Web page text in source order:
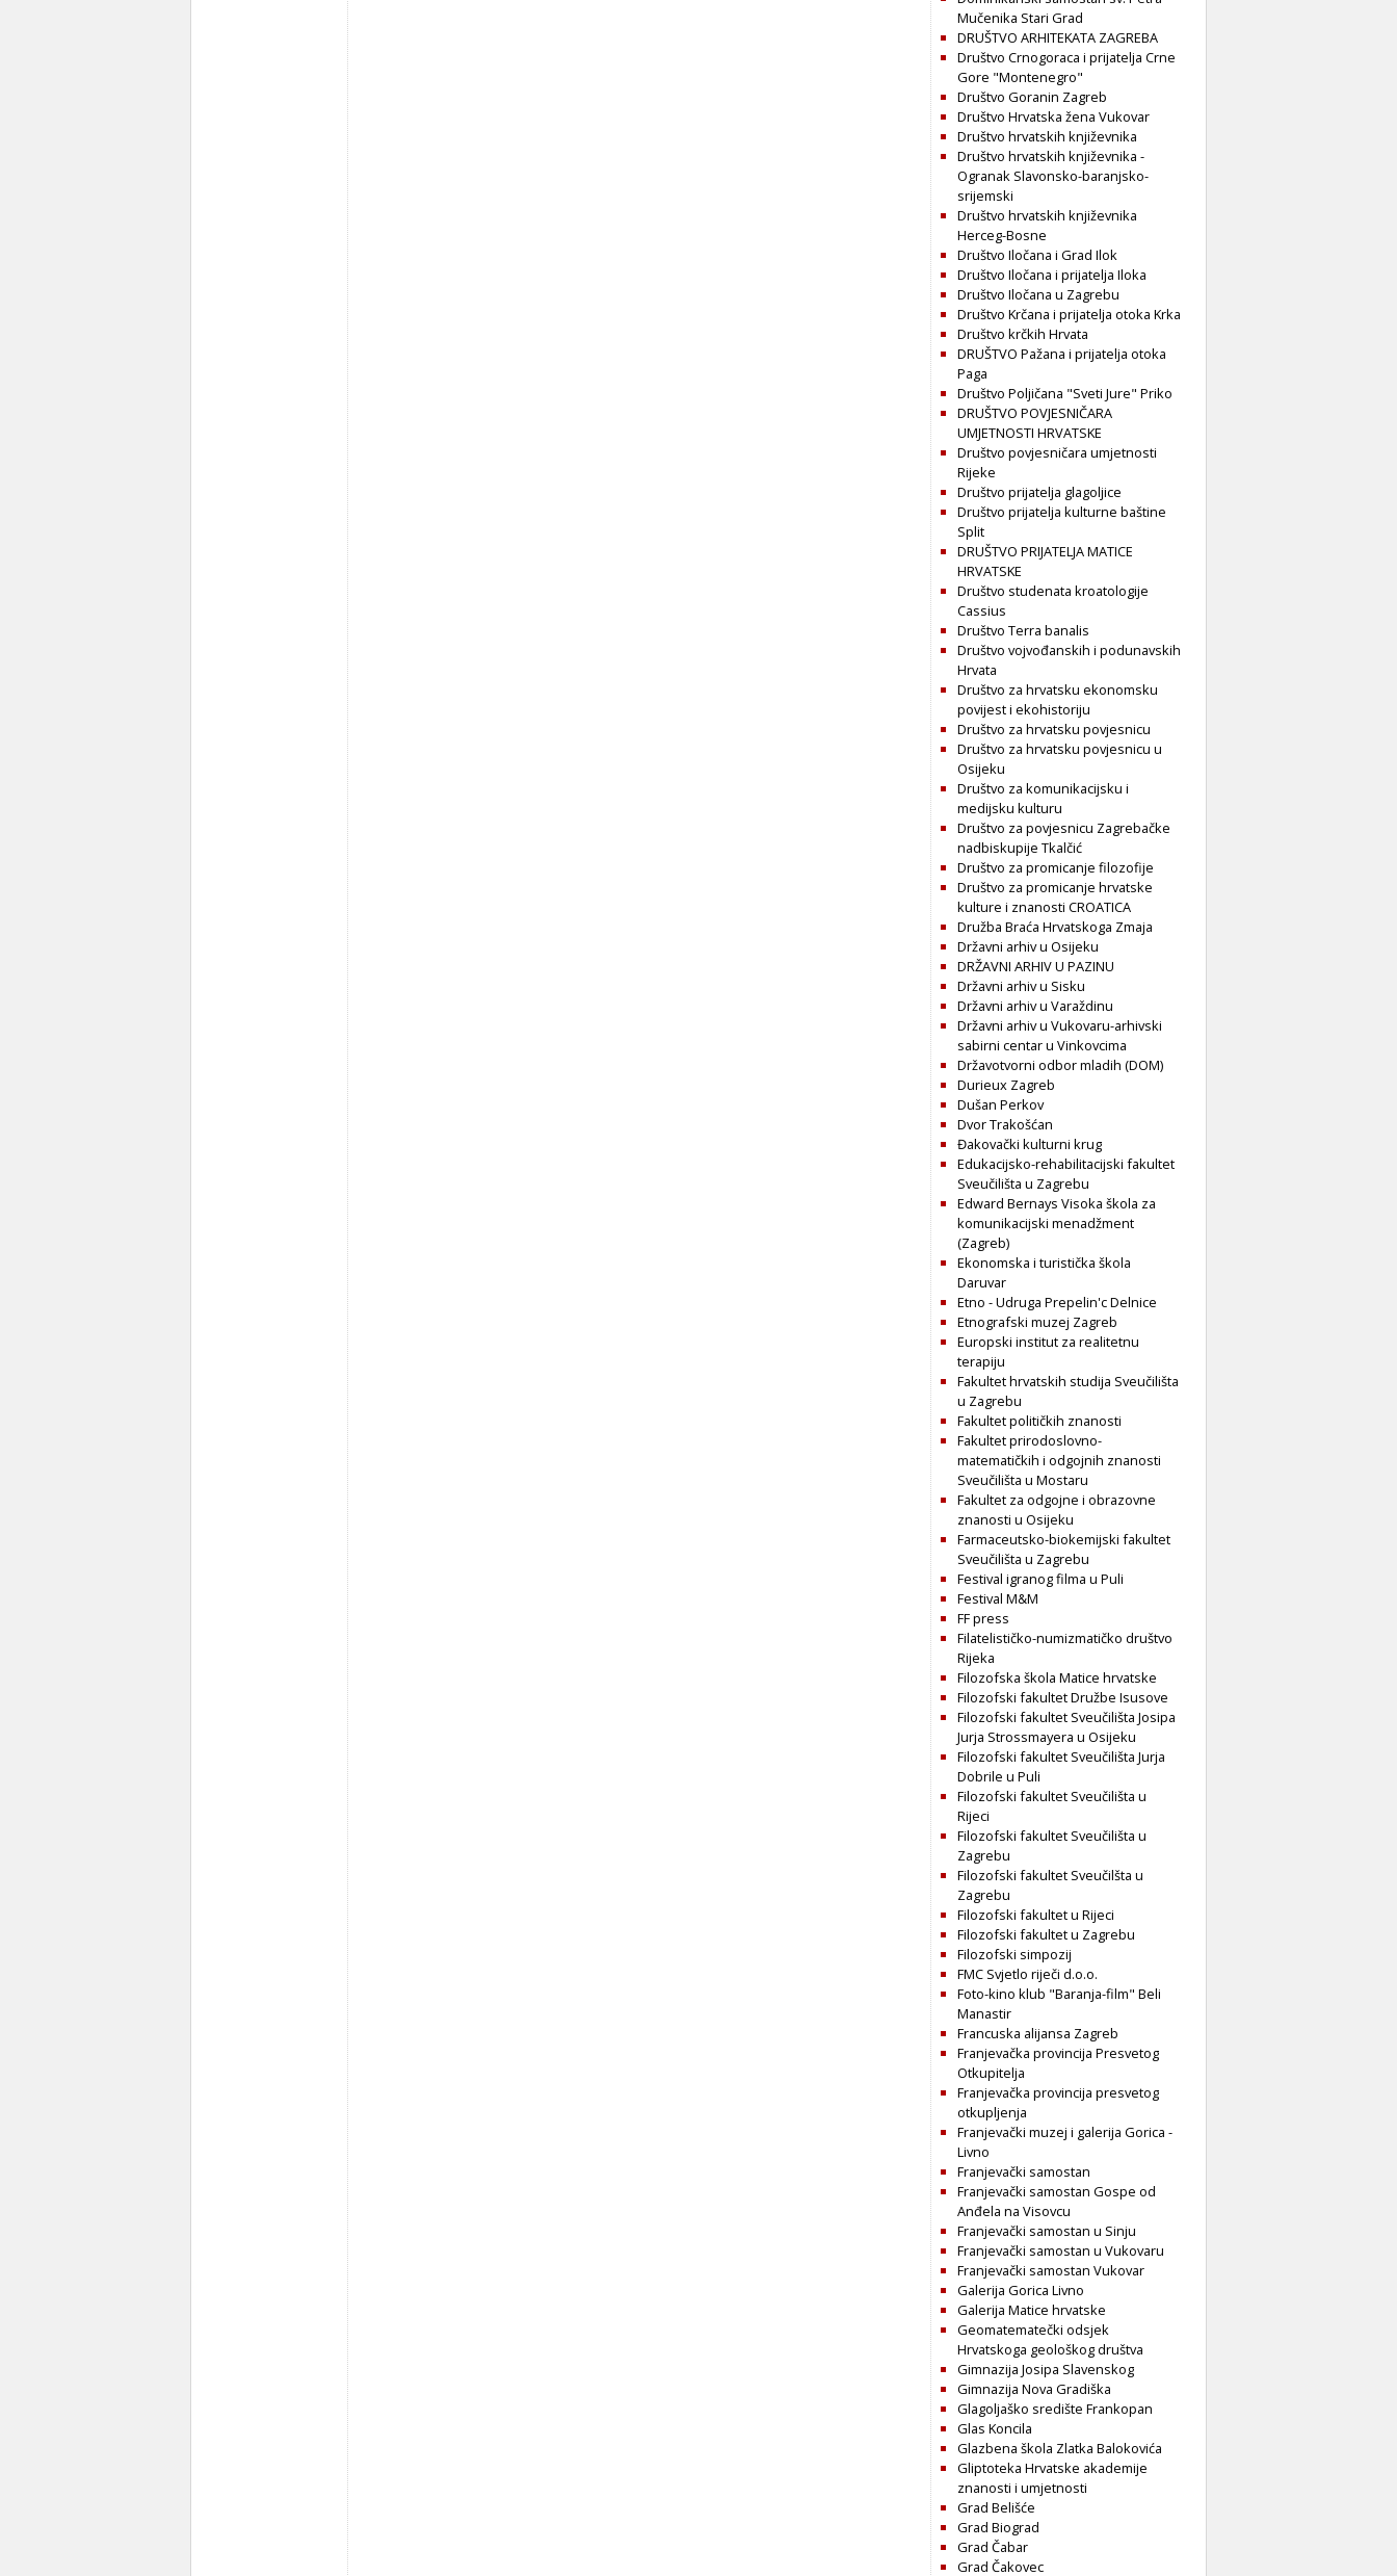
Mučenika Stari Grad
DRUŠTVO ARHITEKATA ZAGREBA
Društvo Crnogoraca i prijatelja Crne
Gore "Montenegro"
Društvo Goranin Zagreb
Društvo Hrvatska žena Vukovar
Društvo hrvatskih književnika
Društvo hrvatskih književnika -
Ogranak Slavonsko-baranjsko-
srijemski
Društvo hrvatskih književnika
Herceg-Bosne
Društvo Iločana i Grad Ilok
Društvo Iločana i prijatelja Iloka
Društvo Iločana u Zagrebu
Društvo Krčana i prijatelja otoka Krka
Društvo krčkih Hrvata
DRUŠTVO Pažana i prijatelja otoka
Paga
Društvo Poljičana "Sveti Jure" Priko
DRUŠTVO POVJESNIČARA
UMJETNOSTI HRVATSKE
Društvo povjesničara umjetnosti
Rijeke
Društvo prijatelja glagoljice
Društvo prijatelja kulturne baštine
Split
DRUŠTVO PRIJATELJA MATICE
HRVATSKE
Društvo studenata kroatologije
Cassius
Društvo Terra banalis
Društvo vojvođanskih i podunavskih
Hrvata
Društvo za hrvatsku ekonomsku
povijest i ekohistoriju
Društvo za hrvatsku povjesnicu
Društvo za hrvatsku povjesnicu u
Osijeku
Društvo za komunikacijsku i
medijsku kulturu
Društvo za povjesnicu Zagrebačke
nadbiskupije Tkalčić
Društvo za promicanje filozofije
Društvo za promicanje hrvatske
kulture i znanosti CROATICA
Družba Braća Hrvatskoga Zmaja
Državni arhiv u Osijeku
DRŽAVNI ARHIV U PAZINU
Državni arhiv u Sisku
Državni arhiv u Varaždinu
Državni arhiv u Vukovaru-arhivski
sabirni centar u Vinkovcima
Državotvorni odbor mladih (DOM)
Durieux Zagreb
Dušan Perkov
Dvor Trakošćan
Đakovački kulturni krug
Edukacijsko-rehabilitacijski fakultet
Sveučilišta u Zagrebu
Edward Bernays Visoka škola za
komunikacijski menadžment
(Zagreb)
Ekonomska i turistička škola
Daruvar
Etno - Udruga Prepelin'c Delnice
Etnografski muzej Zagreb
Europski institut za realitetnu
terapiju
Fakultet hrvatskih studija Sveučilišta
u Zagrebu
Fakultet političkih znanosti
Fakultet prirodoslovno-
matematičkih i odgojnih znanosti
Sveučilišta u Mostaru
Fakultet za odgojne i obrazovne
znanosti u Osijeku
Farmaceutsko-biokemijski fakultet
Sveučilišta u Zagrebu
Festival igranog filma u Puli
Festival M&M
FF press
Filatelističko-numizmatičko društvo
Rijeka
Filozofska škola Matice hrvatske
Filozofski fakultet Družbe Isusove
Filozofski fakultet Sveučilišta Josipa
Jurja Strossmayera u Osijeku
Filozofski fakultet Sveučilišta Jurja
Dobrile u Puli
Filozofski fakultet Sveučilišta u
Rijeci
Filozofski fakultet Sveučilišta u
Zagrebu
Filozofski fakultet Sveučilšta u
Zagrebu
Filozofski fakultet u Rijeci
Filozofski fakultet u Zagrebu
Filozofski simpozij
FMC Svjetlo riječi d.o.o.
Foto-kino klub "Baranja-film" Beli
Manastir
Francuska alijansa Zagreb
Franjevačka provincija Presvetog
Otkupitelja
Franjevačka provincija presvetog
otkupljenja
Franjevački muzej i galerija Gorica -
Livno
Franjevački samostan
Franjevački samostan Gospe od
Anđela na Visovcu
Franjevački samostan u Sinju
Franjevački samostan u Vukovaru
Franjevački samostan Vukovar
Galerija Gorica Livno
Galerija Matice hrvatske
Geomatematečki odsjek
Hrvatskoga geološkog društva
Gimnazija Josipa Slavenskog
Gimnazija Nova Gradiška
Glagoljaško središte Frankopan
Glas Koncila
Glazbena škola Zlatka Balokovića
Gliptoteka Hrvatske akademije
znanosti i umjetnosti
Grad Belišće
Grad Biograd
Grad Čabar
Grad Čakovec